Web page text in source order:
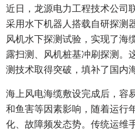
近日，龙源电力工程技术公司
采用水下机器人搭载自研探测
风机水下探测试验，实现了海
露扫测、风机桩基冲刷探测。
测技术取得突破，填补了国内
海上风电海缆敷设完成后，容
和鱼害等因素影响，随着运行
化、故障频发态势。传统运维